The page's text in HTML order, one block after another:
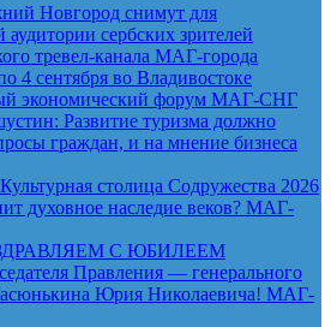
Новгород снимут для
сербских зрителей
тревел-канала МАГ-города
4 сентября во Владивостоке
экономический форум МАГ-СНГ
Развитие туризма должно
граждан, и на мнение бизнеса
столица Содружества 2026
духовное наследие веков? МАГ-
С ЮБИЛЕЕМ
Правления — генерального
Юрия Николаевича! МАГ-